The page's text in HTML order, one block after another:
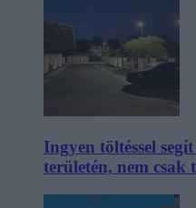
Ingyen töltéssel
területén, nem csak